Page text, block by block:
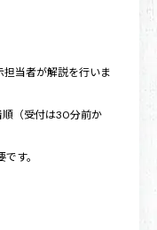
担当者が解説を行いま
（受付は30分前か
す。